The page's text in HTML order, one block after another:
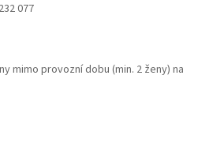
077
mimo provozní dobu (min. 2 ženy) na